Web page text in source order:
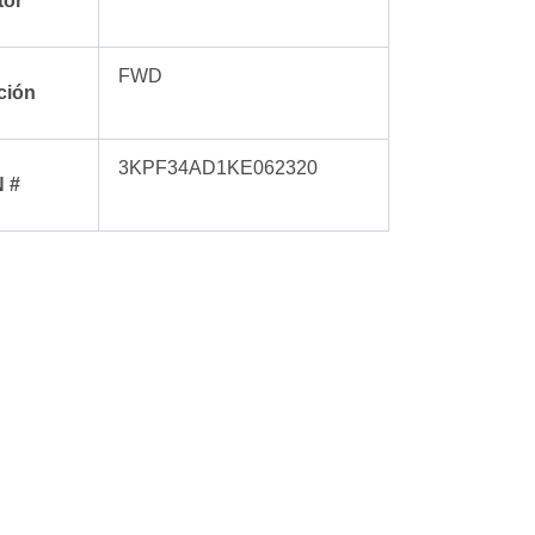
FWD
#
3KPF34AD1KE062320